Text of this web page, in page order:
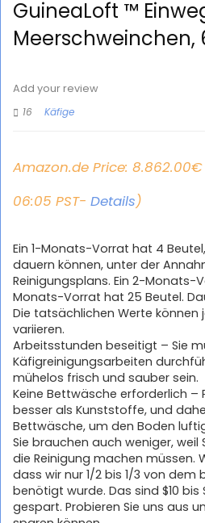
GuineaLoft ™
Meerschweinchen,
Add your review
16
Käfige
Amazon.de Price: 8.862.00€
06:05 PST- Details)
Ein 1-Monats-Vorrat hat 4
dauern können, unter der
Reinigungsplans. Ein 2-Monats-
Monats-Vorrat hat 25 Beutel.
Die tatsächlichen Werte können
variieren.
Arbeitsstunden beseitigt – Sie
Käfigreinigungsarbeiten
mühelos frisch und sauber sein.
Keine Bettwäsche erforderlich
besser als Kunststoffe, und
Bettwäsche, um den Boden
Sie brauchen auch weniger, weil
die Reinigung machen müssen.
dass wir nur 1/2 bis 1/3 von dem
benötigt wurde. Das sind $10 bis
gespart. Probieren Sie uns aus